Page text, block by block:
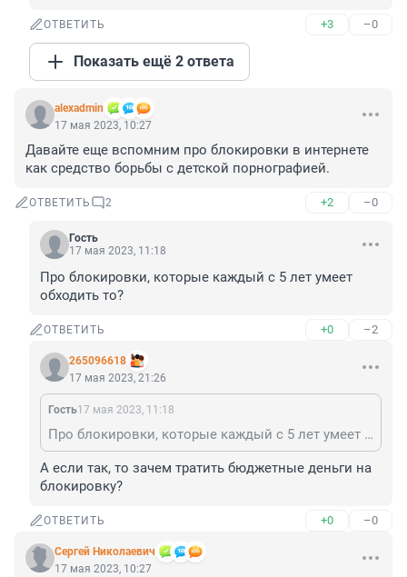
ОТВЕТИТЬ +3 –0
Показать ещё 2 ответа
alexadmin
17 мая 2023, 10:27
Давайте еще вспомним про блокировки в интернете
как средство борьбы с детской порнографией.
ОТВЕТИТЬ 2 +2 –0
Гость
17 мая 2023, 11:18
Про блокировки, которые каждый с 5 лет умеет
обходить то?
ОТВЕТИТЬ +0 –2
265096618
17 мая 2023, 21:26
Гость17 мая 2023, 11:18
Про блокировки, которые каждый с 5 лет умеет обходить то?
А если так, то зачем тратить бюджетные деньги на
блокировку?
ОТВЕТИТЬ +0 –0
Cepгeй Николаевич
17 мая 2023, 10:27